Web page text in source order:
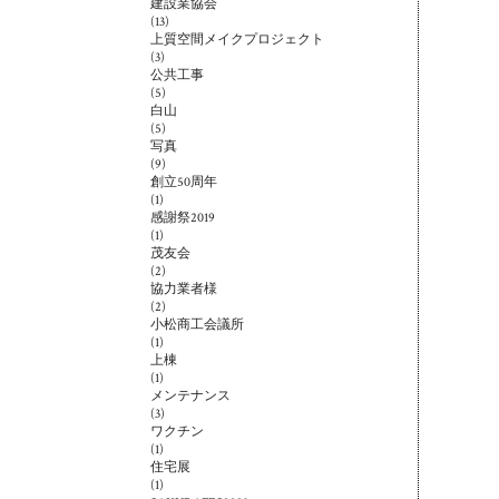
建設業協会
(13)
上質空間メイクプロジェクト
(3)
公共工事
(5)
白山
(5)
写真
(9)
創立50周年
(1)
感謝祭2019
(1)
茂友会
(2)
協力業者様
(2)
小松商工会議所
(1)
上棟
(1)
メンテナンス
(3)
ワクチン
(1)
住宅展
(1)